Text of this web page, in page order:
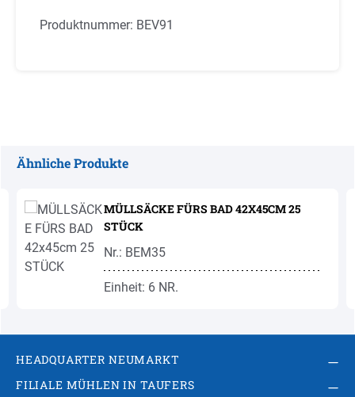
Produktnummer: BEV91
Ähnliche Produkte
MÜLLSÄCKE FÜRS BAD 42X45CM 25
STÜCK
Nr.: BEM35
Einheit: 6 NR.
HEADQUARTER NEUMARKT
FILIALE MÜHLEN IN TAUFERS